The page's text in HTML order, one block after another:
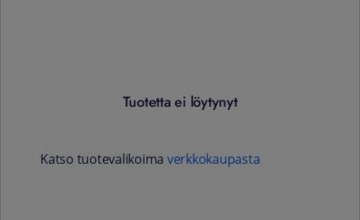
Tuotetta ei löytynyt
Katso tuotevalikoima verkkokaupasta